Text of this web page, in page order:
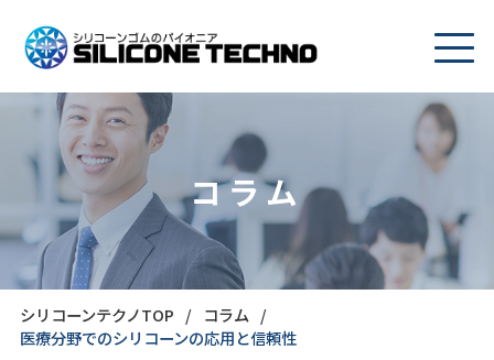
コラム
シリコーンテクノTOP
コラム
医療分野でのシリコーンの応用と信頼性